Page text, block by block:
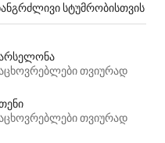
სტუმრობისთვის
თვიურად
თვიურად